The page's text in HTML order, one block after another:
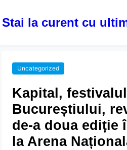
Stai la curent cu
Uncategorized
Kapital, festivalul
Bucureștiului,
de-a doua ediție
la Arena